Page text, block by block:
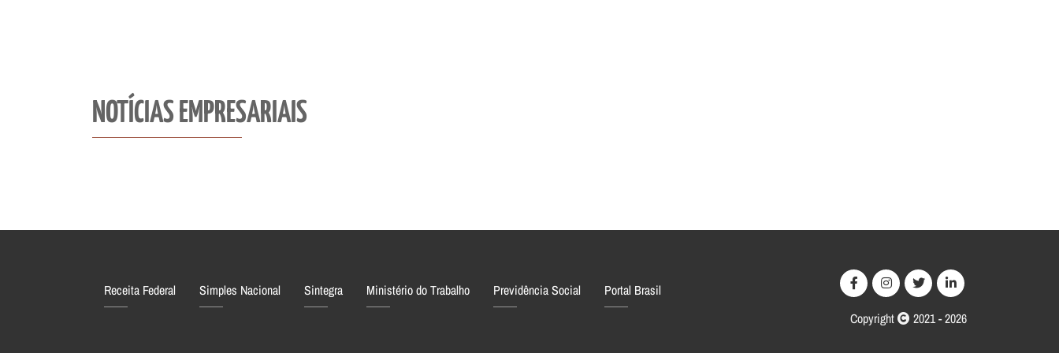
NOTÍCIAS EMPRESARIAIS
Receita Federal Simples Nacional Sintegra Ministério do Trabalho Previdência Social
Portal Brasil
Copyright
2021 - 2026